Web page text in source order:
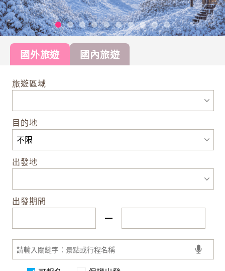
國外旅遊 國內旅遊
旅遊區域
目的地
出發地
出發期間